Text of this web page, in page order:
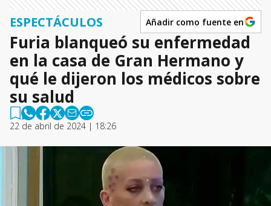
ESPECTÁCULOS Añadir como fuente en
Furia blanqueó su enfermedad
en la casa de Gran Hermano y
qué le dijeron los médicos sobre
su salud
22 de abril de 2024 | 18:26